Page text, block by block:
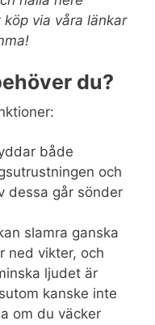
via våra länkar
du?
både
och
dessa går sönder
slamra ganska
ned vikter, och
ljudet är
kanske inte
om du väcker